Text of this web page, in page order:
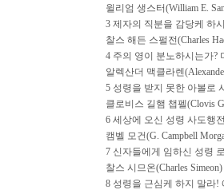
윌리엄 생스터(William E.
3 제자의 직분을 감당케 하
찰스 해든 스펄전(Charles
4 주의 영이 분노하시는가?
알렉산더 맥클라렌
5 성령을 받지 못한 아볼로
클로비스 길햄 챕펠(Clovis
6 세상에 오신 성령 사도행
캠벨 모건(G. Campbell
7 신자들에게 임하신 성령
찰스 시므온(Charles Simeon)
8 성령을 근심케 하지 말라!